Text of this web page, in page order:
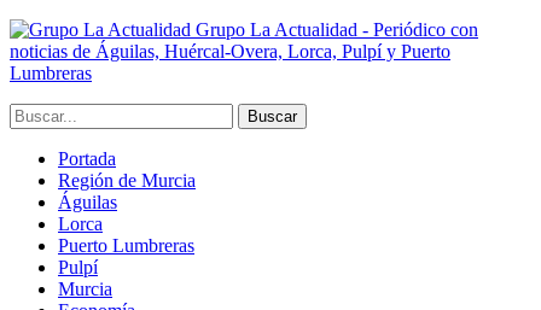
Grupo La Actualidad - Periódico con
noticias de Águilas, Huércal-Overa, Lorca, Pulpí y Puerto
Lumbreras
Portada
Región de Murcia
Águilas
Lorca
Puerto Lumbreras
Pulpí
Murcia